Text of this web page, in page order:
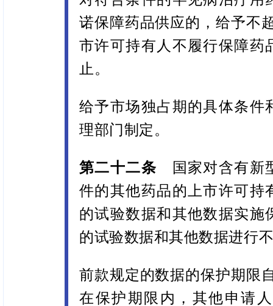
诺保障药品供应的，给予不
市许可持有人不履行保障药
止。
给予市场独占期的具体条件
理部门制定。
第二十二条 国家对含有新
件的其他药品的上市许可持
的试验数据和其他数据实施
的试验数据和其他数据进行
前款规定的数据的保护期限
在保护期限内，其他申请